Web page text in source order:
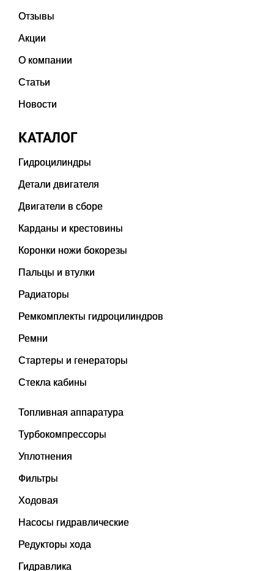
Отзывы
Акции
О компании
Статьи
Новости
КАТАЛОГ
Гидроцилиндры
Детали двигателя
Двигатели в сборе
Карданы и крестовины
Коронки ножи бокорезы
Пальцы и втулки
Радиаторы
Ремкомплекты гидроцилиндров
Ремни
Стартеры и генераторы
Стекла кабины
Топливная аппаратура
Турбокомпрессоры
Уплотнения
Фильтры
Ходовая
Насосы гидравлические
Редукторы хода
Гидравлика